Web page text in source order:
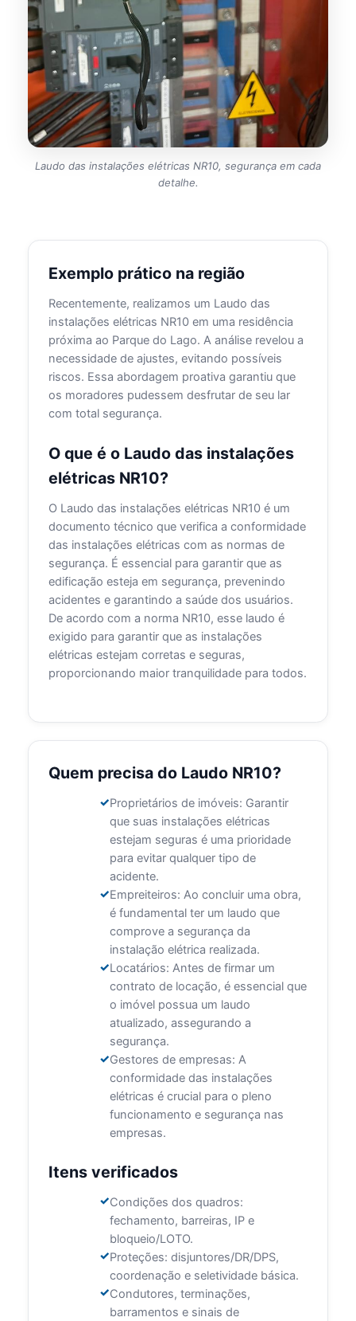
Laudo das instalações elétricas NR10, segurança em cada
detalhe.
Exemplo prático na região
Recentemente, realizamos um Laudo das
instalações elétricas NR10 em uma residência
próxima ao Parque do Lago. A análise revelou a
necessidade de ajustes, evitando possíveis
riscos. Essa abordagem proativa garantiu que
os moradores pudessem desfrutar de seu lar
com total segurança.
O que é o Laudo das instalações
elétricas NR10?
O Laudo das instalações elétricas NR10 é um
documento técnico que verifica a conformidade
das instalações elétricas com as normas de
segurança. É essencial para garantir que as
edificação esteja em segurança, prevenindo
acidentes e garantindo a saúde dos usuários.
De acordo com a norma NR10, esse laudo é
exigido para garantir que as instalações
elétricas estejam corretas e seguras,
proporcionando maior tranquilidade para todos.
Quem precisa do Laudo NR10?
Proprietários de imóveis: Garantir
que suas instalações elétricas
estejam seguras é uma prioridade
para evitar qualquer tipo de
acidente.
Empreiteiros: Ao concluir uma obra,
é fundamental ter um laudo que
comprove a segurança da
instalação elétrica realizada.
Locatários: Antes de firmar um
contrato de locação, é essencial que
o imóvel possua um laudo
atualizado, assegurando a
segurança.
Gestores de empresas: A
conformidade das instalações
elétricas é crucial para o pleno
funcionamento e segurança nas
empresas.
Itens verificados
Condições dos quadros:
fechamento, barreiras, IP e
bloqueio/LOTO.
Proteções: disjuntores/DR/DPS,
coordenação e seletividade básica.
Condutores, terminações,
barramentos e sinais de